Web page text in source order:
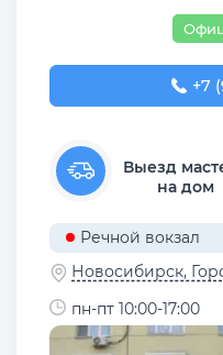
+7+7
Выезд
на дом
Речной вокзал
Новосибирск,
пн-пт 10:00-17:00